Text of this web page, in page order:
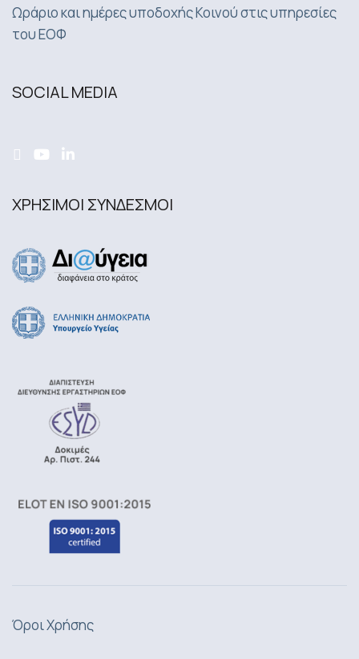
Ωράριο και ημέρες υποδοχής Κοινού στις υπηρεσίες
του ΕΟΦ
SOCIAL MEDIA
ΧΡΗΣΙΜΟΙ ΣΥΝΔΕΣΜΟΙ
Όροι Χρήσης